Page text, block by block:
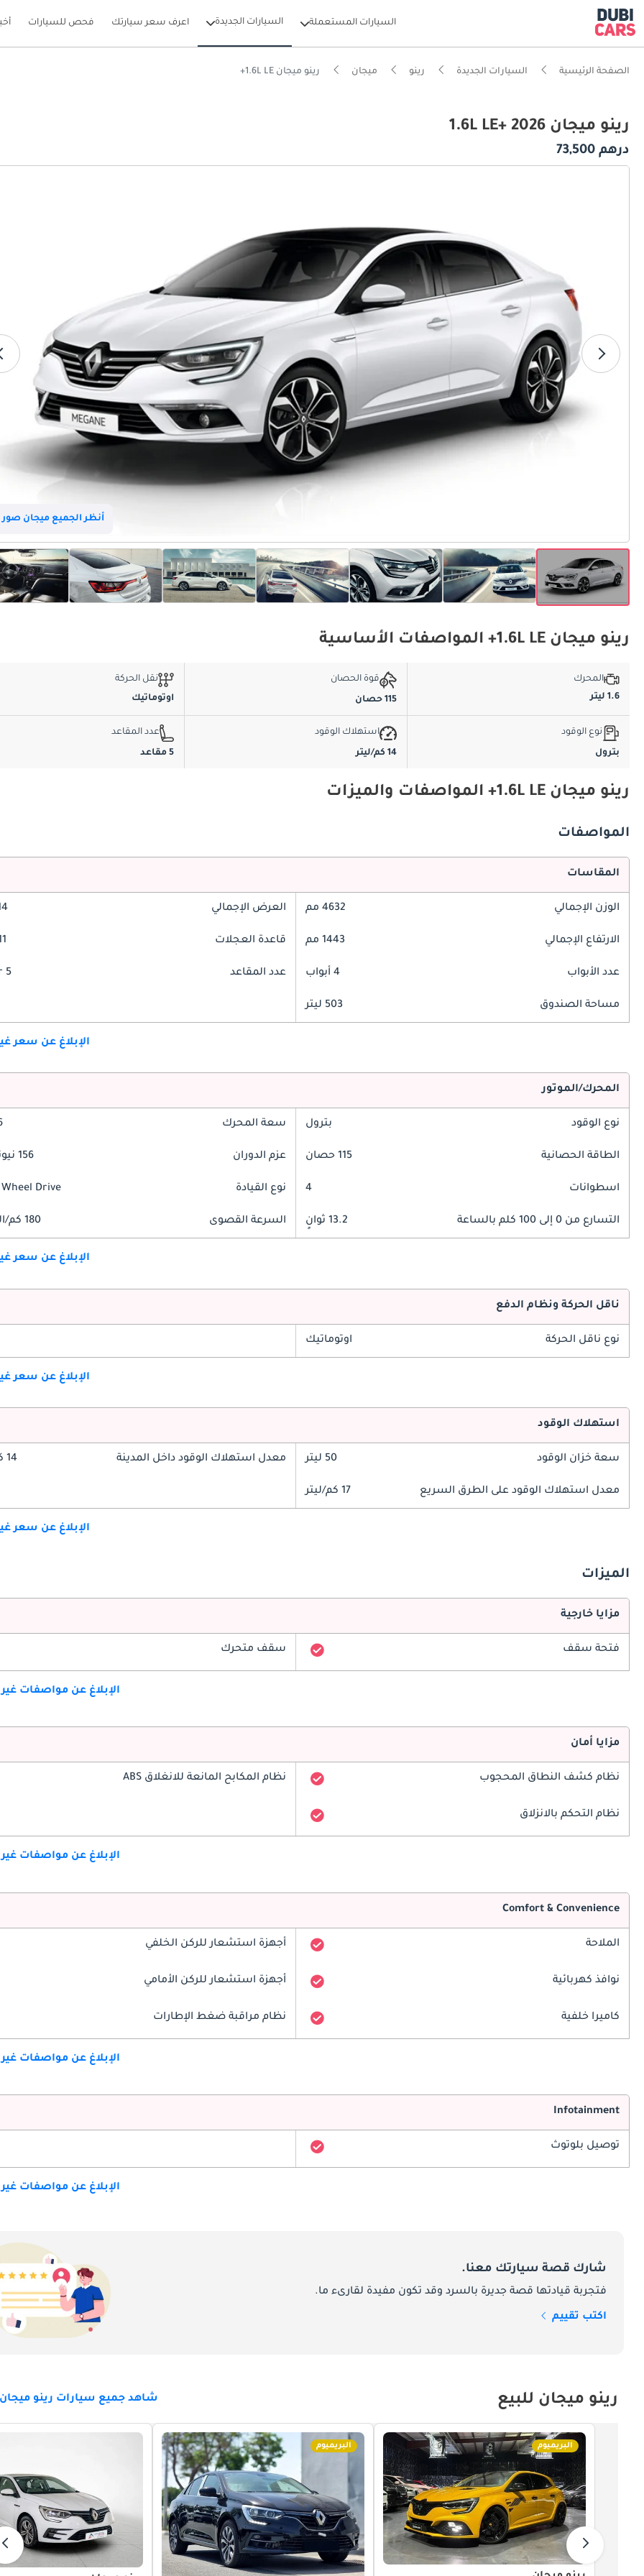
السيارات المستعملة السيارات الجديدة اعرف سعر سيارتك فحص للسيارات
الصفحة الرئيسية السيارات الجديدة رينو ميجان رينو ميجان 1.6L LE+
رينو ميجان 1.6L LE+ 2026
درهم 73,500
أنظر الجميع ميجان صور
رينو ميجان 1.6L LE+ المواصفات الأساسية
المحرك
1.6 ليتر
قوة الحصان
115 حصان
نقل الحركة
اوتوماتيك
نوع الوقود
بترول
استهلاك الوقود
14 كم/ليتر
عدد المقاعد
5 مقاعد
رينو ميجان 1.6L LE+ المواصفات والميزات
المواصفات
المقاسات
الوزن الإجمالي 4632 مم العرض الإجمالي
الارتفاع الإجمالي 1443 مم قاعدة العجلات
عدد الأبواب 4 أبواب عدد المقاعد 5 Seater
مساحة الصندوق 503 ليتر
الإبلاغ عن سعر
المحرك/الموتور
نوع الوقود بترول سعة المحرك
الطاقة الحصانية 115 حصان عزم الدوران 156 نيوتن-متر
اسطوانات 4 نوع القيادة Drive
التسارع من 0 إلى 100 كلم بالساعة 13.2 ثوانٍ السرعة القصوى 180 كم/الساعة
الإبلاغ عن سعر
ناقل الحركة ونظام الدفع
نوع ناقل الحركة اوتوماتيك
الإبلاغ عن سعر
استهلاك الوقود
سعة خزان الوقود 50 ليتر معدل استهلاك الوقود داخل المدينة 14 كم/ليتر
معدل استهلاك الوقود على الطرق السريع 17 كم/ليتر
الإبلاغ عن سعر
الميزات
مزايا خارجية
فتحة سقف سقف متحرك
الإبلاغ عن مواصفات
مزايا أمان
نظام كشف النطاق المحجوب نظام المكابح المانعة للانغلاق ABS
نظام التحكم بالانزلاق
الإبلاغ عن مواصفات
Comfort & Convenience
الملاحة أجهزة استشعار للركن الخلفي
نوافذ كهربائية أجهزة استشعار للركن الأمامي
كاميرا خلفية نظام مراقبة ضغط الإطارات
الإبلاغ عن مواصفات
Infotainment
توصيل بلوتوث
الإبلاغ عن مواصفات
شارك قصة سيارتك معنا.
فتجربة قيادتها قصة جديرة بالسرد وقد تكون مفيدة لقارىء ما.
اكتب تقييم
رينو ميجان للبيع شاهد جميع سيارات رينو ميجان
البريميوم البريميوم